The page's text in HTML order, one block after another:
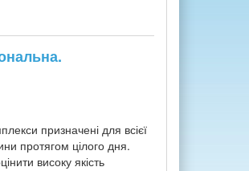
призначені для всієї
протягом цілого дня.
високу якість